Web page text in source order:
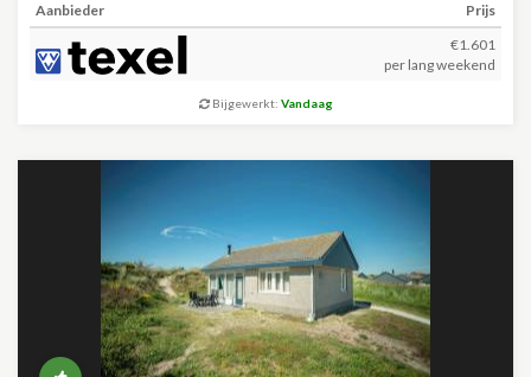
Aanbieder
Prijs
€1.601
per lang weekend
Bijgewerkt: Vandaag